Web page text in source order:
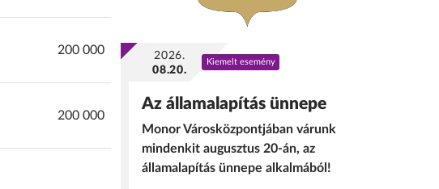
200 000
200 000
2026.
08.20.
Kiemelt esemény
Az államalapítás ünnepe
Monor Városközpontjában várunk
mindenkit augusztus 20-án, az
államalapítás ünnepe alkalmából!